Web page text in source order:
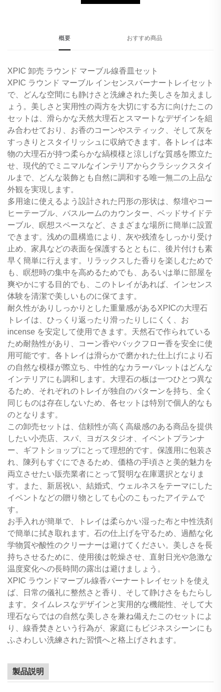
概要 おすすめ商品
XPIC 卸売 ラウンド マーブル線香皿セット
XPIC ラウンド マーブル インセンスバーナートレイセット
で、どんな空間にも静けさと洗練された美しさを加えまし
ょう。美しさと実用性の両方を大切にする方に向けたこの
セットは、滑らかな天然大理石とスマートなデザインを組
み合わせており、お香のコーンやスティック、そして灰を
すっきりとスタイリッシュに収納できます。各トレイは本
物の大理石が持つ柔らかな縞模様と涼しげな質感を際立た
せ、現代的でミニマルなインテリアからクラシックスタイ
ルまで、どんな装飾とも自然に調和する唯一無二の上品な
外観を実現します。
多用途に使えるよう設計された円形の形状は、祭壇やコー
ヒーテーブル、バスルームのカウンター、ベッドサイドテ
ーブル、瞑想スペースなど、さまざまな場所に簡単に設置
できます。浅めの皿構造により、灰や残渣をしっかり受け
止め、家具などの表面を保護するとともに、後片付けも素
早く簡単に行えます。リラックスした香りを楽しむためで
も、瞑想時の集中を高めるためでも、あるいは単に部屋を
爽やかにする目的でも、このトレイがあれば、インセンス
体験を清潔で美しいものに保てます。
耐久性がありしっかりとした重量感があるXPICの大理石
トレイは、ひっくり返ったり滑ったりしにくく、お
incense を安定して使用できます。天然石で作られている
ため耐熱性があり、コーン香やバックフロー香を安全に使
用可能です。各トレイは滑らかで磨かれた仕上げにより石
の自然な模様が際立ち、中性的なカラーパレットはどんな
インテリアにも調和します。大理石の板は一つひとつ異な
るため、それぞれのトレイが独自のパターンを持ち、全く
同じものは存在しないため、各セットは特別で個人的なも
のとなります。
この卸売セットは、信頼性が高く高級感のある商品を提供
したい小売店、スパ、ヨガスタジオ、イベントプランナ
ー、ギフトショップにとって理想的です。保護用に包装さ
れ、陳列もすぐにできるため、価格の手頃さと美的魅力を
両立させたい販売業者にとって賢明な在庫選択となりま
す。また、新居祝い、結婚式、ウェルネスをテーマにした
イベントなどの贈り物としても心のこもったアイテムで
す。
お手入れが簡単で、トレイは柔らかい湿った布と中性洗剤
で簡単に拭き取れます。石の仕上げを守るため、過酷な化
学物質や酸性のクリーナーは避けてください。美しさを長
持ちさせるために、使用後は乾燥させ、直射日光や急激な
温度変化への長時間の露出は避けましょう。
XPIC ラウンドマーブル線香バーナートレイセットを使え
ば、日常の儀礼に整然さと香り、そして静けさをもたらし
ます。タイムレスなデザインと実用的な機能性、そして大
理石ならではの自然な美しさを兼ね備えたこのセットによ
り、線香焚きという行為が、家庭にもビジネスシーンにも
ふさわしい洗練された習慣へと格上げされます。
製品説明